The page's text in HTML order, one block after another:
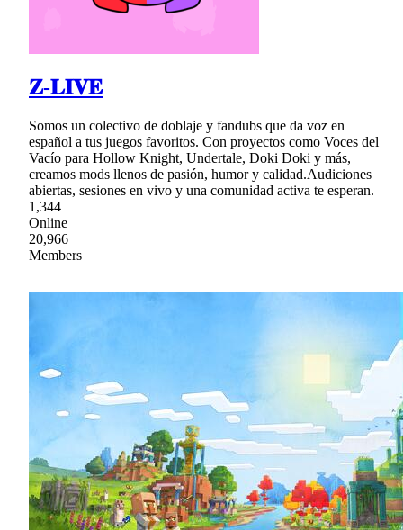
𝐙-𝐋𝐈𝐕𝐄
Somos un colectivo de doblaje y fandubs que da voz en
español a tus juegos favoritos. Con proyectos como Voces del
Vacío para Hollow Knight, Undertale, Doki Doki y más,
creamos mods llenos de pasión, humor y calidad.Audiciones
abiertas, sesiones en vivo y una comunidad activa te esperan.
1,344
Online
20,966
Members